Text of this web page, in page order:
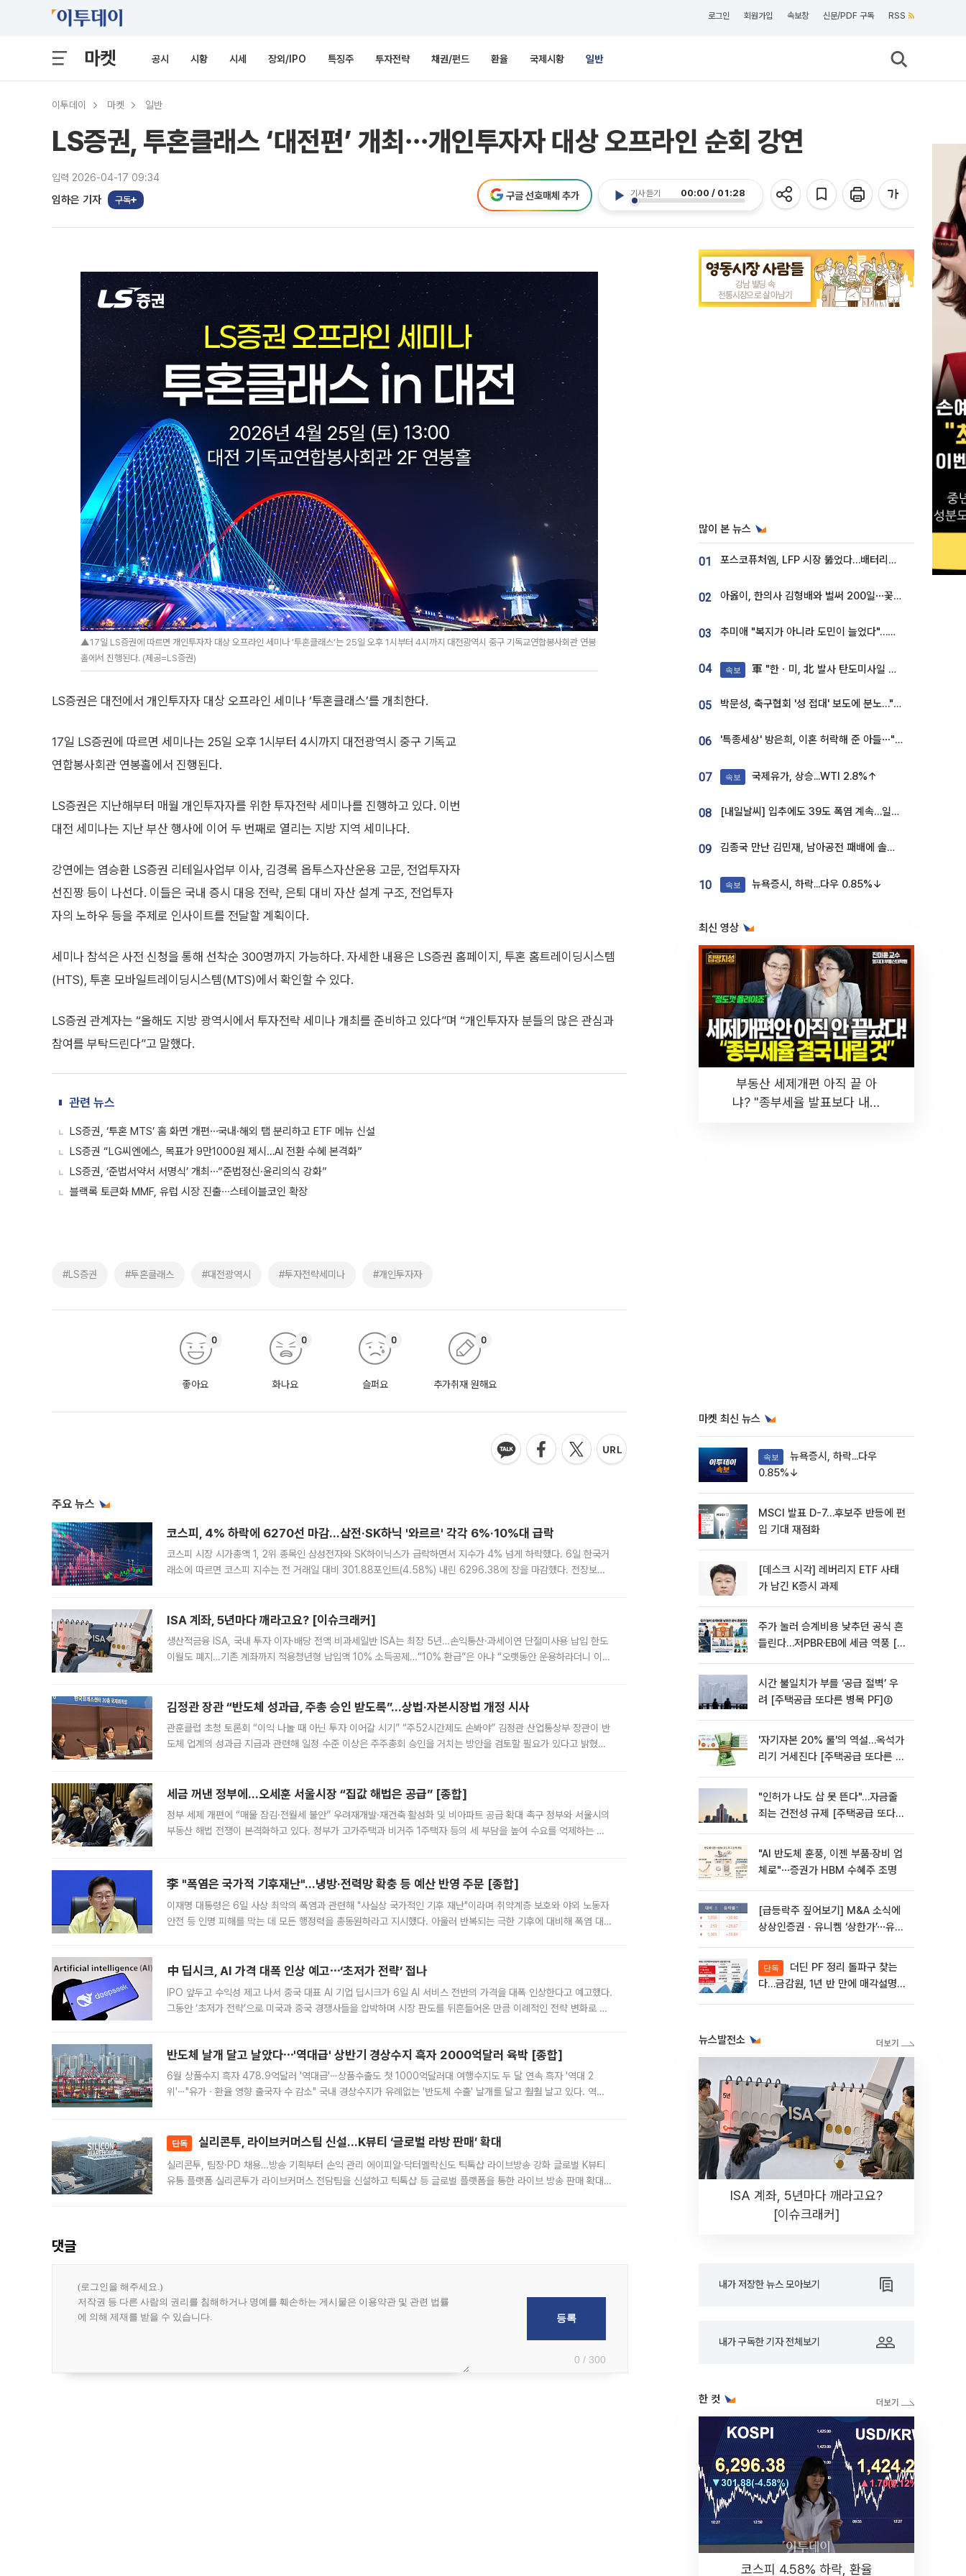
로그인 회원가입 속보창 신문/PDF 구독 RSS
마켓 공시 시황 시세 장외/IPO 특징주 투자전략 채권/펀드 환율 국제시황 일반
이투데이 마켓 일반
LS증권, 투혼클래스 ‘대전편’ 개최⋯개인투자자 대상 오프라인 순회 강연
입력 2026-04-17 09:34
임하은 기자 구독
기사 듣기 00:00 / 01:28
구글 선호매체 추가
▲17일 LS증권에 따르면 개인투자자 대상 오프라인 세미나 ‘투혼클래스’는 25일 오후 1시부터 4시까지 대전광역시 중구 기독교연합봉사회관 연봉
홀에서 진행된다. (제공=LS증권)
LS증권은 대전에서 개인투자자 대상 오프라인 세미나 ‘투혼클래스’를 개최한다.
17일 LS증권에 따르면 세미나는 25일 오후 1시부터 4시까지 대전광역시 중구 기독교
연합봉사회관 연봉홀에서 진행된다.
LS증권은 지난해부터 매월 개인투자자를 위한 투자전략 세미나를 진행하고 있다. 이번
대전 세미나는 지난 부산 행사에 이어 두 번째로 열리는 지방 지역 세미나다.
강연에는 염승환 LS증권 리테일사업부 이사, 김경록 옵투스자산운용 고문, 전업투자자
선진짱 등이 나선다. 이들은 국내 증시 대응 전략, 은퇴 대비 자산 설계 구조, 전업투자
자의 노하우 등을 주제로 인사이트를 전달할 계획이다.
세미나 참석은 사전 신청을 통해 선착순 300명까지 가능하다. 자세한 내용은 LS증권 홈페이지, 투혼 홈트레이딩시스템
(HTS), 투혼 모바일트레이딩시스템(MTS)에서 확인할 수 있다.
LS증권 관계자는 “올해도 지방 광역시에서 투자전략 세미나 개최를 준비하고 있다”며 “개인투자자 분들의 많은 관심과
참여를 부탁드린다”고 말했다.
관련 뉴스
LS증권, ‘투혼 MTS’ 홈 화면 개편⋯국내·해외 탭 분리하고 ETF 메뉴 신설
LS증권 “LG씨엔에스, 목표가 9만1000원 제시…AI 전환 수혜 본격화”
LS증권, ‘준법서약서 서명식’ 개최⋯”준법정신·윤리의식 강화”
블랙록 토큰화 MMF, 유럽 시장 진출∙∙∙스테이블코인 확장
#LS증권 #투혼클래스 #대전광역시 #투자전략세미나 #개인투자자
좋아요
0
화나요
0
슬퍼요
0
추가취재 원해요
0
주요 뉴스
코스피, 4% 하락에 6270선 마감…삼전·SK하닉 '와르르' 각각 6%·10%대 급락
코스피 시장 시가총액 1, 2위 종목인 삼성전자와 SK하이닉스가 급락하면서 지수가 4% 넘게 하락했다. 6일 한국거
래소에 따르면 코스피 지수는 전 거래일 대비 301.88포인트(4.58%) 내린 6296.38에 장을 마감했다. 전장보다
ISA 계좌, 5년마다 깨라고요? [이슈크래커]
생산적금융 ISA, 국내 투자 이자·배당 전액 비과세일반 ISA는 최장 5년…손익통산·과세이연 단절미사용 납입 한도
이월도 폐지…기존 계좌까지 적용청년형 납입액 10% 소득공제…“10% 환급”은 아냐 “오랫동안 운용하라더니 이제
김정관 장관 “반도체 성과급, 주총 승인 받도록”…상법·자본시장법 개정 시사
관훈클럽 초청 토론회 “이익 나눌 때 아닌 투자 이어갈 시기” “주52시간제도 손봐야” 김정관 산업통상부 장관이 반
도체 업계의 성과급 지급과 관련해 일정 수준 이상은 주주총회 승인을 거치는 방안을 검토할 필요가 있다고 밝혔다.
세금 꺼낸 정부에…오세훈 서울시장 “집값 해법은 공급” [종합]
정부 세제 개편에 “매물 잠김·전월세 불안” 우려재개발·재건축 활성화 및 비아파트 공급 확대 촉구 정부와 서울시의
부동산 해법 전쟁이 본격화하고 있다. 정부가 고가주택과 비거주 1주택자 등의 세 부담을 높여 수요를 억제하는 카
李 "폭염은 국가적 기후재난"…냉방·전력망 확충 등 예산 반영 주문 [종합]
이재명 대통령은 6일 사상 최악의 폭염과 관련해 "사실상 국가적인 기후 재난"이라며 취약계층 보호와 야외 노동자
안전 등 인명 피해를 막는 데 모든 행정력을 총동원하라고 지시했다. 아울러 반복되는 극한 기후에 대비해 폭염 대응
中 딥시크, AI 가격 대폭 인상 예고⋯‘초저가 전략’ 접나
IPO 앞두고 수익성 제고 나서 중국 대표 AI 기업 딥시크가 6일 AI 서비스 전반의 가격을 대폭 인상한다고 예고했다.
그동안 ‘초저가 전략’으로 미국과 중국 경쟁사들을 압박하며 시장 판도를 뒤흔들어온 만큼 이례적인 전략 변화로 평
반도체 날개 달고 날았다⋯'역대급' 상반기 경상수지 흑자 2000억달러 육박 [종합]
6월 상품수지 흑자 478.9억달러 '역대급'⋯상품수출도 첫 1000억달러대 여행수지도 두 달 연속 흑자 '역대 2
위'⋯"유가ㆍ환율 영향 출국자 수 감소" 국내 경상수지가 유례없는 '반도체 수출' 날개를 달고 훨훨 날고 있다. 역대
단독 실리콘투, 라이브커머스팀 신설…K뷰티 ‘글로벌 라방 판매’ 확대
실리콘투, 팀장·PD 채용…방송 기획부터 손익 관리 에이피알·닥터멜락신도 틱톡샵 라이브방송 강화 글로벌 K뷰티
유통 플랫폼 실리콘투가 라이브커머스 전담팀을 신설하고 틱톡샵 등 글로벌 플랫폼을 통한 라이브 방송 판매 확대에
댓글
0 / 300
많이 본 뉴스
01 포스코퓨처엠, LFP 시장 뚫었다…배터리사와 대규모 장기 공급 합의
02 아옳이, 한의사 김형배와 벌써 200일⋯꽃다발 들고 "프러포즈 아냐"
03 추미애 "복지가 아니라 도민이 늘었다"…재정난 책임론 정면돌파
04 속보 軍 "한ㆍ미, 北 발사 탄도미사일 제원 정밀분석 중"
05 박문성, 축구협회 '성 접대' 보도에 분노…"다 말아먹으려고 작정했나"
06 '특종세상' 방은희, 이혼 허락해 준 아들⋯"너무 잘 커줬다" 오열
07 속보 국제유가, 상승...WTI 2.8%↑
08 [내일날씨] 입추에도 39도 폭염 계속…일부 지역 소나기
09 김종국 만난 김민재, 남아공전 패배에 솔직한 속내⋯"선수들도 못하긴 했다"
10 속보 뉴욕증시, 하락...다우 0.85%↓
최신 영상
부동산 세제개편 아직 끝 아
냐? "종부세율 발표보다 내릴
마켓 최신 뉴스
속보
0.85%↓
MSCI 발표 D-7…후보주 반등에 편
입 기대 재점화
[데스크 시각] 레버리지 ETF 사태
가 남긴 K증시 과제
주가 눌러 승계비용 낮추던 공식 흔
들린다…저PBR·EB에 세금 역풍 [기
시간 불일치가 부를 ‘공급 절벽’ 우
려 [주택공급 또다른 병목 PF]③
'자기자본 20% 룰'의 역설…옥석가
리기 거세진다 [주택공급 또다른 병
"인허가 나도 삽 못 뜬다"…자금줄
죄는 건전성 규제 [주택공급 또다른
"AI 반도체 훈풍, 이젠 부품·장비 업
체로"⋯증권가 HBM 수혜주 조명
[급등락주 짚어보기] M&A 소식에
상상인증권ㆍ유니켐 ‘상한가’⋯유증
단독
다…금감원, 1년 반 만에 매각설명회
뉴스발전소
ISA 계좌, 5년마다 깨라고요?
[이슈크래커]
내가 저장한 뉴스 모아보기
내가 구독한 기자 전체보기
한 컷
코스피 4.58% 하락, 환율